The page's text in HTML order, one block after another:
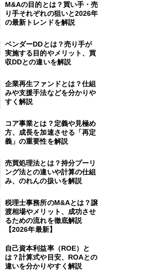
M&Aの目的とは？買い手・売
り手それぞれの狙いと2026年
の最新トレンドを解説
ベンダーDDとは？売り手が
実施する目的やメリット、買
収DDとの違いを解説
企業再生ファンドとは？仕組
みや支援手法などを分かりや
すく解説
コア事業とは？定義や見極め
方、成長を加速させる「再定
義」の重要性を解説
売買処理法とは？持分プーリ
ング法との違いや計算の仕組
み、のれんの扱いを解説
税理士事務所のM&Aとは？譲
渡相場やメリット、成功させ
るための流れを徹底解説
【2026年最新】
自己資本利益率（ROE）と
は？計算式や目安、ROAとの
違いを分かりやすく解説